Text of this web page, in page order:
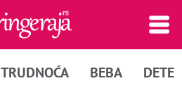
TRUDNOĆA BEBA DETE